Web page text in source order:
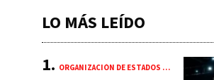
LO MÁS LEÍDO
ORGANIZACIÓN DE ESTADOS AMERICANOS (OEA)